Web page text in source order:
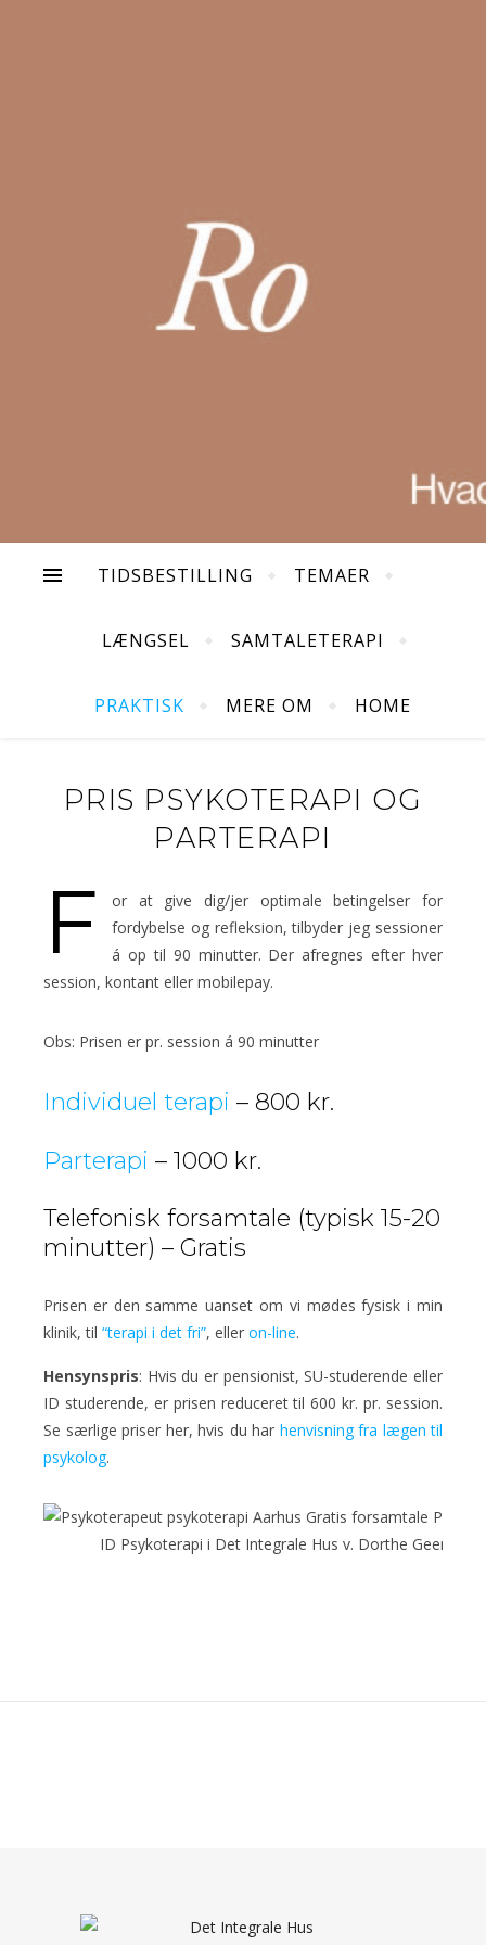
TIDSBESTILLING TEMAER
LÆNGSEL SAMTALETERAPI
PRAKTISK MERE OM HOME
PRIS PSYKOTERAPI OG
PARTERAPI
F
or at give dig/jer optimale betingelser for
fordybelse og refleksion, tilbyder jeg sessioner
á op til 90 minutter. Der afregnes efter hver
session, kontant eller mobilepay.
Obs: Prisen er pr. session á 90 minutter
Individuel terapi – 800 kr.
Parterapi – 1000 kr.
Telefonisk forsamtale (typisk 15-20
minutter) – Gratis
Prisen er den samme uanset om vi mødes fysisk i min
klinik, til “terapi i det fri”, eller on-line.
Hensynspris: Hvis du er pensionist, SU-studerende eller
ID studerende, er prisen reduceret til 600 kr. pr. session.
Se særlige priser her, hvis du har henvisning fra lægen til
psykolog.
ID Psykoterapi i Det Integrale Hus v. Dorthe Geer